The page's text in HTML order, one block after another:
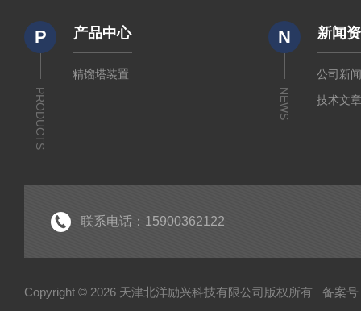
P
PRODUCTS
产品中心
精馏塔装置
N
NEWS
新闻
公司新
技术文
联系电话：15900362122
Copyright © 2026 天津北洋励兴科技有限公司版权所有 备案号